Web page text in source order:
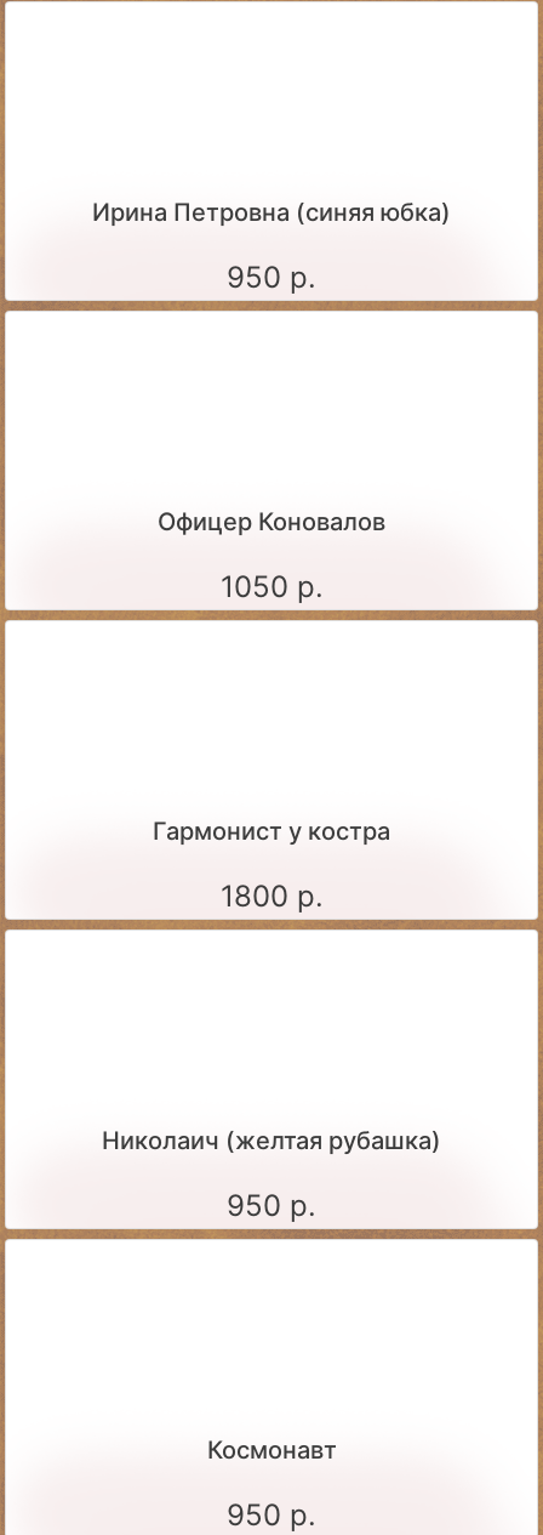
Ирина Петровна (синяя юбка)
950 р.
Офицер Коновалов
1050 р.
Гармонист у костра
1800 р.
Николаич (желтая рубашка)
950 р.
Космонавт
950 р.